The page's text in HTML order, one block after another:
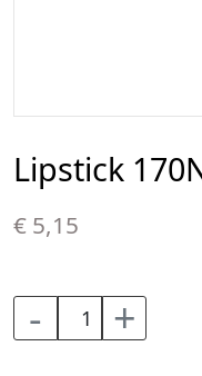
Lipstick
€ 5,15
- +